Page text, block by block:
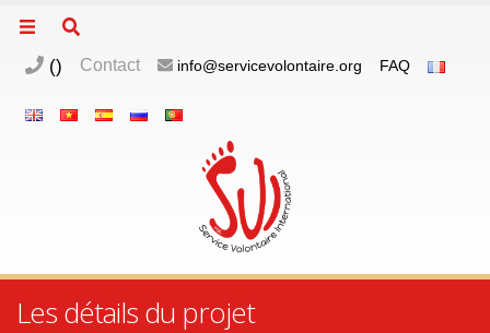
() Contact info@servicevolontaire.org FAQ
Les détails du projet